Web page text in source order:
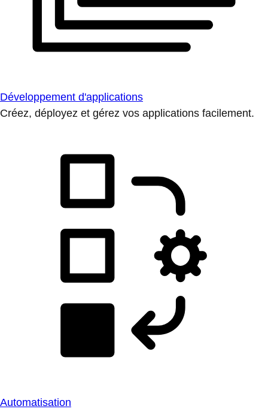
Développement d'applications
Créez, déployez et gérez vos applications facilement.
Automatisation